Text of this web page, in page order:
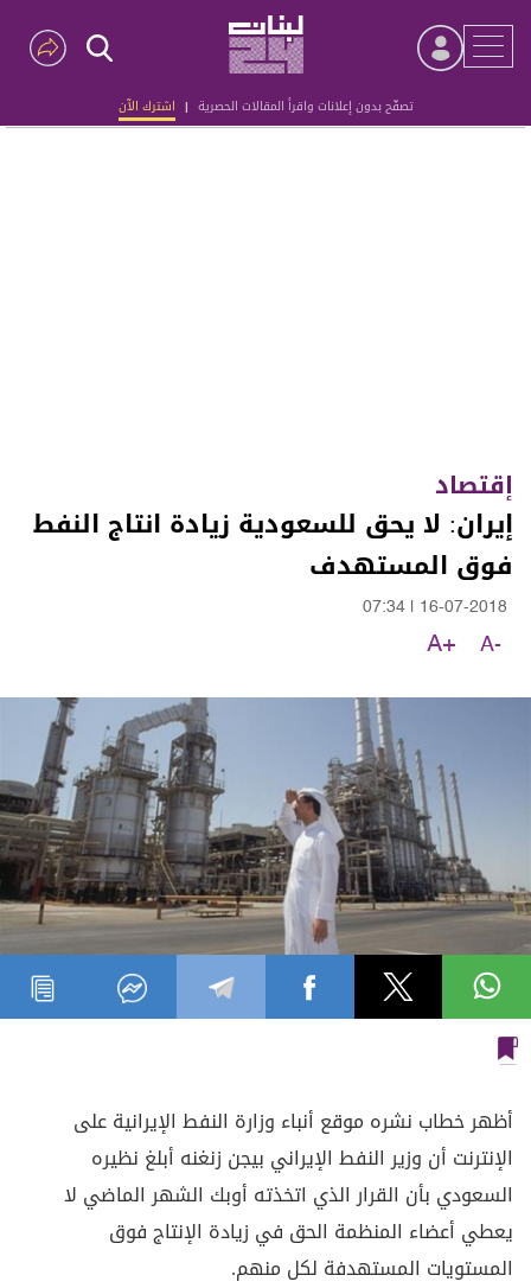
تصفّح بدون إعلانات واقرأ المقالات الحصرية | اشترك الآن
Advertisement
إقتصاد
إيران: لا يحق للسعودية زيادة انتاج النفط
فوق المستهدف
16-07-2018
07:34
A-
A+
أظهر خطاب نشره موقع أنباء وزارة النفط الإيرانية على
الإنترنت أن وزير النفط الإيراني بيجن زنغنه أبلغ نظيره
السعودي بأن القرار الذي اتخذته أوبك الشهر الماضي لا
يعطي أعضاء المنظمة الحق في زيادة الإنتاج فوق
المستويات المستهدفة لكل منهم.